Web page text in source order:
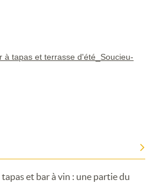
et bar à vin : une partie du
à tapas et terrasse d'été_Soucieu-